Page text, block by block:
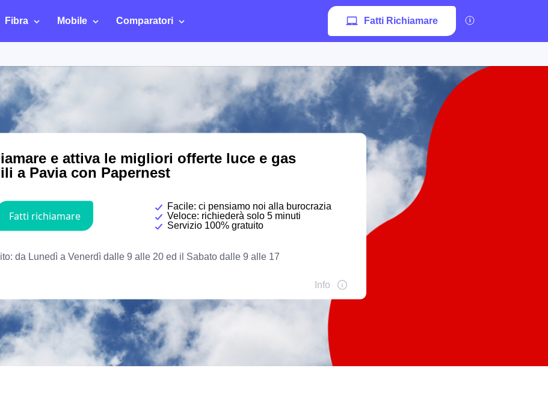
Fibra Mobile Comparatori Fatti Richiamare